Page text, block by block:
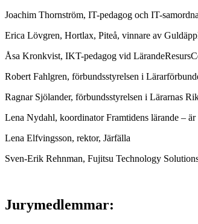
Joachim Thornström, IT-pedagog och IT-
Erica Lövgren, Hortlax, Piteå, vinnare av
Åsa Kronkvist, IKT-pedagog vid
Robert Fahlgren, förbundsstyrelsen i
Ragnar Sjölander, förbundsstyrelsen i Lärarnas
Lena Nydahl, koordinator Framtidens lärande –
Lena Elfvingsson, rektor, Järfälla
Sven-Erik Rehnman, Fujitsu Technology
Jurymedlemmar: